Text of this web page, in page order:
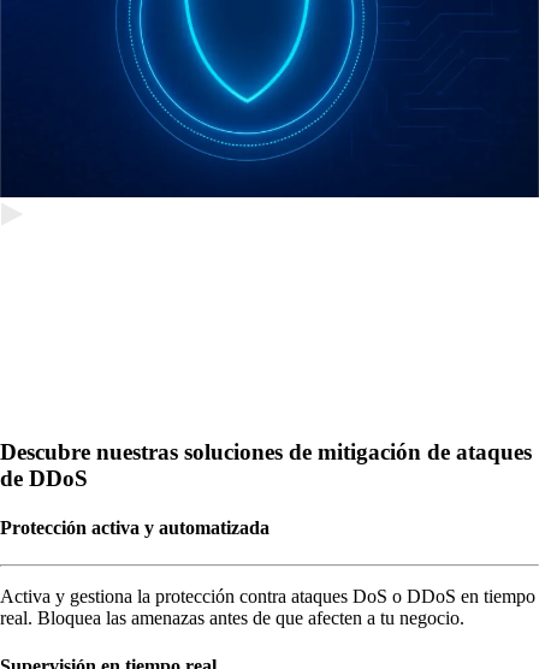
Descubre nuestras soluciones de mitigación de ataques
de DDoS
Protección activa y automatizada
Activa y gestiona la protección contra ataques DoS o DDoS en tiempo
real. Bloquea las amenazas antes de que afecten a tu negocio.